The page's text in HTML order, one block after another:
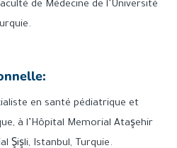
de Médecine de l’Université
en santé pédiatrique et
à l’Hôpital Memorial Ataşehir
Şişli, Istanbul, Turquie.